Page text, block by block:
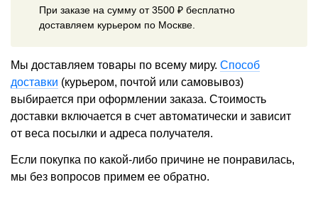
При заказе на сумму от 3500 ₽ бесплатно
доставляем курьером по Москве.
Мы доставляем товары по всему миру. Способ
доставки (курьером, почтой или самовывоз)
выбирается при оформлении заказа. Стоимость
доставки включается в счет автоматически и зависит
от веса посылки и адреса получателя.
Если покупка по какой-либо причине не понравилась,
мы без вопросов примем ее обратно.